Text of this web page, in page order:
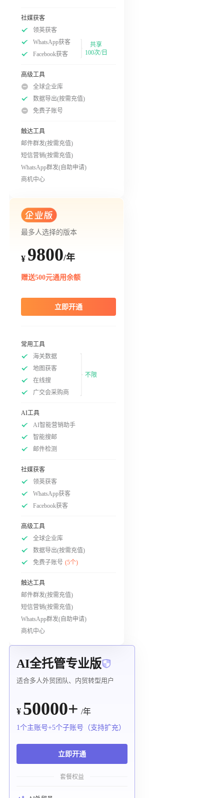
社媒获客
领英获客
WhatsApp获客
Facebook获客
共享
100次/日
高级工具
全球企业库
数据导出(按需充值)
免费子账号
触达工具
邮件群发(按需充值)
短信营销(按需充值)
WhatsApp群发(自助申请)
商机中心
最多人选择的版本
¥ 9800/年
赠送500元通用余额
立即开通
常用工具
海关数据
地图获客
在线搜
广交会采购商
不限
AI工具
AI智能营销助手
智能搜邮
邮件检测
社媒获客
领英获客
WhatsApp获客
Facebook获客
高级工具
全球企业库
数据导出(按需充值)
免费子账号 (5个)
触达工具
邮件群发(按需充值)
短信营销(按需充值)
WhatsApp群发(自助申请)
商机中心
AI全托管专业版
适合多人外贸团队、内贸转型用户
¥ 50000+ /年
1个主账号+5个子账号（支持扩充）
立即开通
套餐权益